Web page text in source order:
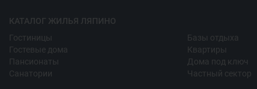
КАТАЛОГ ЖИЛЬЯ ЛЯПИНО
Гостиницы
Гостевые дома
Пансионаты
Санатории
Базы отдыха
Квартиры
Дома под ключ
Частный сектор